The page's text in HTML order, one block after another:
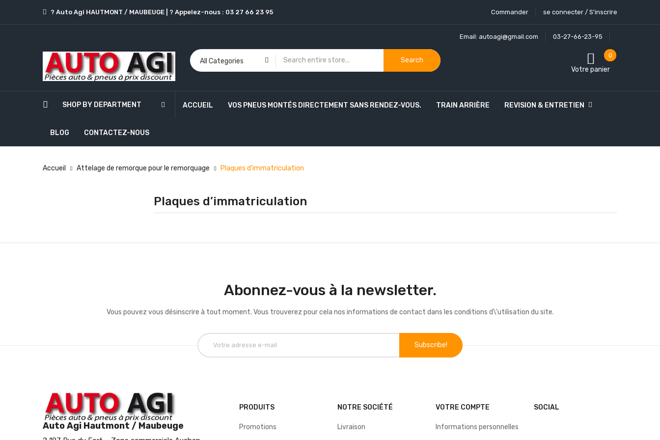
? Auto Agi HAUTMONT / MAUBEUGE ? Appelez-nous : 03 27 66 23 95 se connecter / S'inscrire
Commander
03-27-66-23-95
Email: autoagi@gmail.com
Search
0
Votre panier
SHOP BY DEPARTMENT ACCUEIL VOS PNEUS MONTÉS DIRECTEMENT SANS RENDEZ-VOUS. TRAIN ARRIÈRE REVISION & ENTRETIEN
BLOG CONTACTEZ-NOUS
Accueil Attelage de remorque pour le remorquage Plaques d’immatriculation
Plaques d’immatriculation
Abonnez-vous à la newsletter.
Vous pouvez vous désinscrire à tout moment. Vous trouverez pour cela nos informations de contact dans les conditions d\'utilisation du site.
Auto Agi Hautmont / Maubeuge
PRODUITS
Promotions
NOTRE SOCIÉTÉ
Livraison
VOTRE COMPTE
Informations personnelles
SOCIAL